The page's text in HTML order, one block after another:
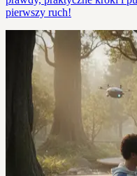
pierwszy ruch!